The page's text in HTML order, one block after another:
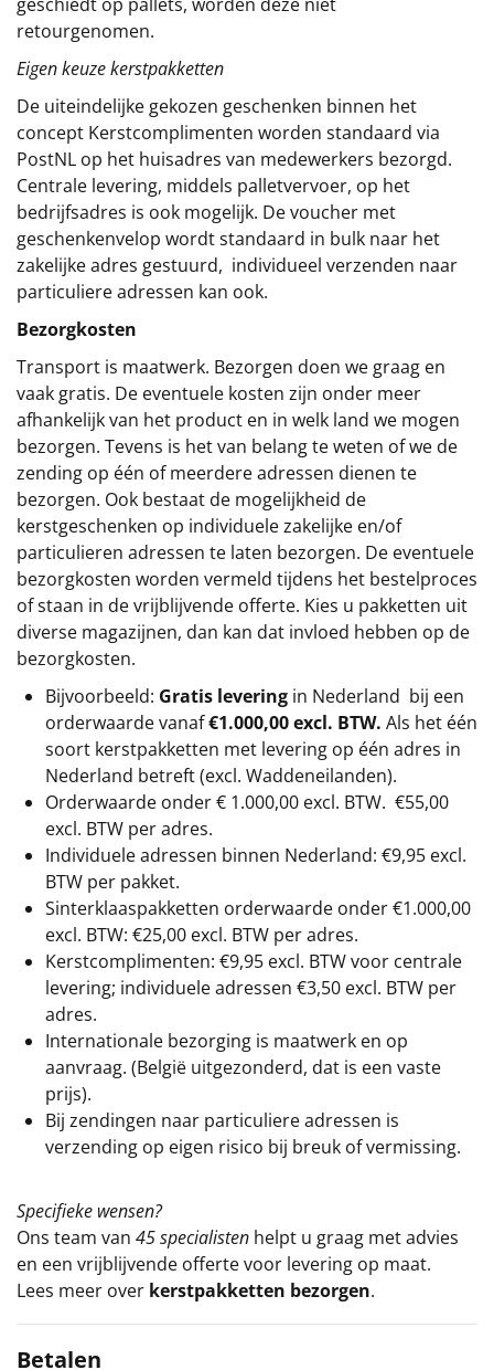
retourgenomen.
Eigen keuze kerstpakketten
De uiteindelijke gekozen geschenken binnen het
concept Kerstcomplimenten worden standaard via
PostNL op het huisadres van medewerkers bezorgd.
Centrale levering, middels palletvervoer, op het
bedrijfsadres is ook mogelijk. De voucher met
geschenkenvelop wordt standaard in bulk naar het
zakelijke adres gestuurd, individueel verzenden naar
particuliere adressen kan ook.
Bezorgkosten
Transport is maatwerk. Bezorgen doen we graag en
vaak gratis. De eventuele kosten zijn onder meer
afhankelijk van het product en in welk land we mogen
bezorgen. Tevens is het van belang te weten of we de
zending op één of meerdere adressen dienen te
bezorgen. Ook bestaat de mogelijkheid de
kerstgeschenken op individuele zakelijke en/of
particulieren adressen te laten bezorgen. De eventuele
bezorgkosten worden vermeld tijdens het bestelproces
of staan in de vrijblijvende offerte. Kies u pakketten uit
diverse magazijnen, dan kan dat invloed hebben op de
bezorgkosten.
Bijvoorbeeld: Gratis levering in Nederland bij een
orderwaarde vanaf€1.000,00 excl. BTW. Als het één
soort kerstpakketten met levering op één adres in
Nederland betreft (excl. Waddeneilanden).
Orderwaarde onder € 1.000,00 excl. BTW. €55,00
excl. BTW per adres.
Individuele adressen binnen Nederland: €9,95 excl.
BTW per pakket.
Sinterklaaspakketten orderwaarde onder €1.000,00
excl. BTW: €25,00 excl. BTW per adres.
Kerstcomplimenten: €9,95 excl. BTW voor centrale
levering; individuele adressen €3,50 excl. BTW per
adres.
Internationale bezorging is maatwerk en op
aanvraag. (België uitgezonderd, dat is een vaste
prijs).
Bij zendingen naar particuliere adressen is
verzending op eigen risico bij breuk of vermissing.
Specifieke wensen?
Ons team van 45 specialisten helpt u graag met advies
en een vrijblijvende offerte voor levering op maat.
Lees meer over kerstpakketten bezorgen.
Betalen